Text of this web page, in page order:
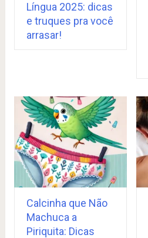
Língua 2025: dicas
e truques pra você
arrasar!
Calcinha que Não
Machuca a
Piriquita: Dicas